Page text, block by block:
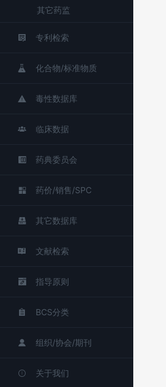
其它药监
专利检索
化合物/标准物质
毒性数据库
临床数据
药典委员会
药价/销售/SPC
其它数据库
文献检索
指导原则
BCS分类
组织/协会/期刊
关于我们